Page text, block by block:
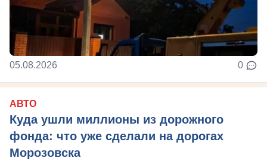
05.08.2026 0
АВТО
Куда ушли миллионы из дорожного
фонда: что уже сделали на дорогах
Морозовска